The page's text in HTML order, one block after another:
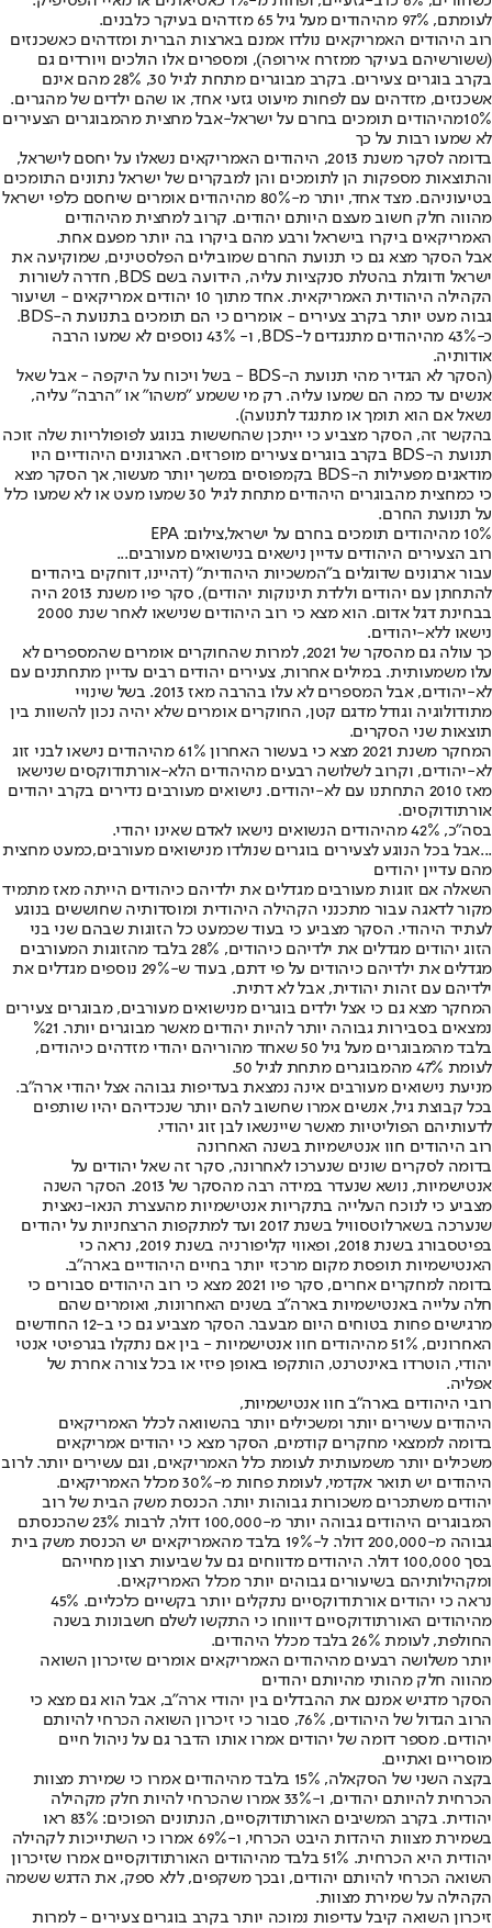
לעומתם, 97% מהיהודים מעל גיל 65 מזדהים בעיקר כלבנים.
רוב היהודים האמריקאים נולדו אמנם בארצות הברית ומזדהים כאשכנזים
(ששורשיהם בעיקר ממזרח אירופה), ומספרים אלו הולכים ויורדים גם
בקרב בוגרים צעירים. בקרב מבוגרים מתחת לגיל 30, 28% מהם אינם
אשכנזים, מזדהים עם לפחות מיעוט גזעי אחד, או שהם ילדים של מהגרים.
10%מהיהודים תומכים בחרם על ישראל-אבל מחצית מהמבוגרים הצעירים
לא שמעו רבות על כך
בדומה לסקר משנת 2013, היהודים האמריקאים נשאלו על יחסם לישראל,
והתוצאות מספקות הן לתומכים והן למבקרים של ישראל נתונים התומכים
בטיעוניהם. מצד אחד, יותר מ-80% מהיהודים אומרים שיחסם כלפי ישראל
מהווה חלק חשוב מעצם היותם יהודים. קרוב למחצית מהיהודים
האמריקאים ביקרו בישראל ורבע מהם ביקרו בה יותר מפעם אחת.
אבל הסקר מצא גם כי תנועת החרם שמובילים הפלסטינים, שמוקיעה את
ישראל ודוגלת בהטלת סנקציות עליה, הידועה בשם BDS, חדרה לשורות
הקהילה היהודית האמריקאית. אחד מתוך 10 יהודים אמריקאים - ושיעור
גבוה מעט יותר בקרב צעירים - אומרים כי הם תומכים בתנועת ה-BDS.
כ-43% מהיהודים מתנגדים ל-BDS, ו- 43% נוספים לא שמעו הרבה
אודותיה.
(הסקר לא הגדיר מהי תנועת ה-BDS - בשל ויכוח על היקפה - אבל שאל
אנשים עד כמה הם שמעו עליה. רק מי ששמע "משהו" או "הרבה" עליה,
נשאל אם הוא תומך או מתנגד לתנועה).
בהקשר זה, הסקר מצביע כי ייתכן שהחששות בנוגע לפופולריות שלה זוכה
תנועת ה-BDS בקרב בוגרים צעירים מופרזים. הארגונים היהודיים היו
מודאגים מפעילות ה-BDS בקמפוסים במשך יותר מעשור, אך הסקר מצא
כי כמחצית מהבוגרים היהודים מתחת לגיל 30 שמעו מעט או לא שמעו כלל
על תנועת החרם.
10% מהיהודים תומכים בחרם על ישראל,צילום: EPA
רוב הצעירים היהודים עדיין נישאים בנישואים מעורבים...
עבור ארגונים שדוגלים ב"המשכיות היהודית" (דהיינו, דוחקים ביהודים
להתחתן עם יהודים וללדת תינוקות יהודים), סקר פיו משנת 2013 היה
בבחינת דגל אדום. הוא מצא כי רוב היהודים שנישאו לאחר שנת 2000
נישאו ללא-יהודים.
כך עולה גם מהסקר של 2021, למרות שהחוקרים אומרים שהמספרים לא
עלו משמעותית. במילים אחרות, צעירים יהודים רבים עדיין מתחתנים עם
לא-יהודים, אבל המספרים לא עלו בהרבה מאז 2013. בשל שינויי
מתודולוגיה וגודל מדגם קטן, החוקרים אומרים שלא יהיה נכון להשוות בין
תוצאות שני הסקרים.
המחקר משנת 2021 מצא כי בעשור האחרון 61% מהיהודים נישאו לבני זוג
לא-יהודים, וקרוב לשלושה רבעים מהיהודים הלא-אורתודוקסים שנישאו
מאז 2010 התחתנו עם לא-יהודים. נישואים מעורבים נדירים בקרב יהודים
אורתודוקסים.
בסה"כ, 42% מהיהודים הנשואים נישאו לאדם שאינו יהודי.
...אבל בכל הנוגע לצעירים בוגרים שנולדו מנישואים מעורבים,כמעט מחצית
מהם עדיין יהודים
השאלה אם זוגות מעורבים מגדלים את ילדיהם כיהודים הייתה מאז מתמיד
מקור לדאגה עבור מתכנני הקהילה היהודית ומוסדותיה שחוששים בנוגע
לעתיד היהודי. הסקר מצביע כי בעוד שכמעט כל הזוגות שבהם שני בני
הזוג יהודים מגדלים את ילדיהם כיהודים, 28% בלבד מהזוגות המעורבים
מגדלים את ילדיהם כיהודים על פי דתם, בעוד ש-29% נוספים מגדלים את
ילדיהם עם זהות יהודית, אבל לא דתית.
המחקר מצא גם כי אצל ילדים בוגרים מנישואים מעורבים, מבוגרים צעירים
נמצאים בסבירות גבוהה יותר להיות יהודים מאשר מבוגרים יותר. %21
בלבד מהמבוגרים מעל גיל 50 שאחד מהוריהם יהודי מזדהים כיהודים,
לעומת 47% מהמבוגרים מתחת לגיל 50.
מניעת נישואים מעורבים אינה נמצאת בעדיפות גבוהה אצל יהודי ארה"ב.
בכל קבוצת גיל, אנשים אמרו שחשוב להם יותר שנכדיהם יהיו שותפים
לדעותיהם הפוליטיות מאשר שיינשאו לבן זוג יהודי.
רוב היהודים חוו אנטישמיות בשנה האחרונה
בדומה לסקרים שונים שנערכו לאחרונה, סקר זה שאל יהודים על
אנטישמיות, נושא שנעדר במידה רבה מהסקר של 2013. הסקר השנה
מצביע כי לנוכח העלייה בתקריות אנטישמיות מהעצרת הנאו-נאצית
שנערכה בשארלוטסוויל בשנת 2017 ועד למתקפות הרצחניות על יהודים
בפיטסבורג בשנת 2018, ופאווי קליפורניה בשנת 2019, נראה כי
האנטישמיות תופסת מקום מרכזי יותר בחיים היהודיים בארה"ב.
בדומה למחקרים אחרים, סקר פיו 2021 מצא כי רוב היהודים סבורים כי
חלה עלייה באנטישמיות בארה"ב בשנים האחרונות, ואומרים שהם
מרגישים פחות בטוחים היום מבעבר. הסקר מצביע גם כי ב-12 החודשים
האחרונים, 51% מהיהודים חוו אנטישמיות - בין אם נתקלו בגרפיטי אנטי
יהודי, הוטרדו באינטרנט, הותקפו באופן פיזי או בכל צורה אחרת של
אפליה.
רובי היהודים בארה"ב חוו אנטישמיות,
היהודים עשירים יותר ומשכילים יותר בהשוואה לכלל האמריקאים
בדומה לממצאי מחקרים קודמים, הסקר מצא כי יהודים אמריקאים
משכילים יותר משמעותית לעומת כלל האמריקאים, וגם עשירים יותר. לרוב
היהודים יש תואר אקדמי, לעומת פחות מ-30% מכלל האמריקאים.
יהודים משתכרים משכורות גבוהות יותר. הכנסת משק הבית של רוב
המבוגרים היהודים גבוהה יותר מ-100,000 דולר, לרבות 23% שהכנסתם
גבוהה מ-200,000 דולר. ל-19% בלבד מהאמריקאים יש הכנסת משק בית
בסך 100,000 דולר. היהודים מדווחים גם על שביעות רצון מחייהם
ומקהילותיהם בשיעורים גבוהים יותר מכלל האמריקאים.
נראה כי יהודים אורתודוקסיים נתקלים יותר בקשיים כלכליים. 45%
מהיהודים האורתודוקסיים דיווחו כי התקשו לשלם חשבונות בשנה
החולפת, לעומת 26% בלבד מכלל היהודים.
יותר משלושה רבעים מהיהודים האמריקאים אומרים שזיכרון השואה
מהווה חלק מהותי מהיותם יהודים
הסקר מדגיש אמנם את ההבדלים בין יהודי ארה"ב, אבל הוא גם מצא כי
הרוב הגדול של היהודים, 76%, סבור כי זיכרון השואה הכרחי להיותם
יהודים. מספר דומה של יהודים אמרו אותו הדבר גם על ניהול חיים
מוסריים ואתיים.
בקצה השני של הסקאלה, 15% בלבד מהיהודים אמרו כי שמירת מצוות
הכרחית להיותם יהודים, ו-33% אמרו שהכרחי להיות חלק מקהילה
יהודית. בקרב המשיבים האורתודוקסיים, הנתונים הפוכים: 83% ראו
בשמירת מצוות היהדות היבט הכרחי, ו-69% אמרו כי השתייכות לקהילה
יהודית היא הכרחית. 51% בלבד מהיהודים האורתודוקסיים אמרו שזיכרון
השואה הכרחי להיותם יהודים, ובכך משקפים, ללא ספק, את הדגש ששמה
הקהילה על שמירת מצוות.
זיכרון השואה קיבל עדיפות נמוכה יותר בקרב בוגרים צעירים - למרות